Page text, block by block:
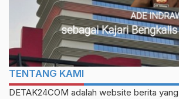
TENTANG KAMI
DETAK24COM adalah website berita